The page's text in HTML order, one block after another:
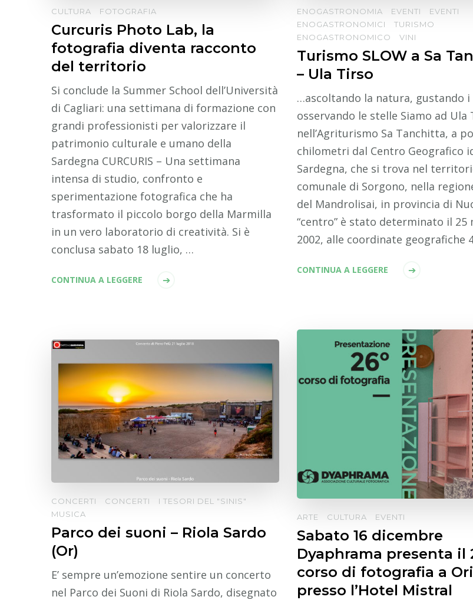
CULTURA FOTOGRAFIA
Curcuris Photo Lab, la
fotografia diventa racconto
del territorio
Si conclude la Summer School dell’Università
di Cagliari: una settimana di formazione con
grandi professionisti per valorizzare il
patrimonio culturale e umano della
Sardegna CURCURIS – Una settimana
intensa di studio, confronto e
sperimentazione fotografica che ha
trasformato il piccolo borgo della Marmilla
in un vero laboratorio di creatività. Si è
conclusa sabato 18 luglio, …
CONTINUA A LEGGERE
ENOGASTRONOMIA EVENTI
EVENTI
ENOGASTRONOMICI
TURISMO
ENOGASTRONOMICO
VINI
Turismo SLOW a Sa
– Ula Tirso
…ascoltando la natura, gustando i
osservando le stelle Siamo ad Ula
nell’Agriturismo Sa Tanchitta, a
chilometri dal Centro Geografico
Sardegna, che si trova nel
comunale di Sorgono, nella
del Mandrolisai, in provincia di
“centro” è stato determinato il 25
2002, alle coordinate geografiche
CONTINUA A LEGGERE
ARTE CULTURA EVENTI
Sabato 16 dicembre
Dyaphrama presenta il
corso di fotografia a
presso l’Hotel Mistral
CONCERTI CONCERTI
I TESORI DEL "SINIS"
MUSICA
Parco dei suoni – Riola Sardo
(Or)
E’ sempre un’emozione sentire un concerto
nel Parco dei Suoni di Riola Sardo, disegnato